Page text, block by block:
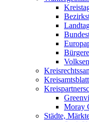
Kreisamtsblatt
Moray
Städte,